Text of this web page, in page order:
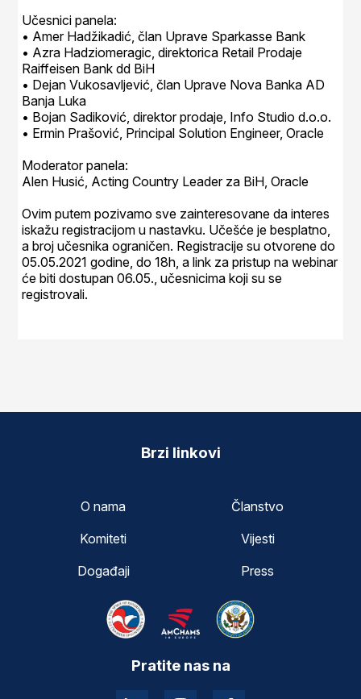
Učesnici panela:
• Amer Hadžikadić, član Uprave Sparkasse Bank
• Azra Hadziomeragic, direktorica Retail Prodaje
Raiffeisen Bank dd BiH
• Dejan Vukosavljević, član Uprave Nova Banka AD
Banja Luka
• Bojan Sadiković, direktor prodaje, Info Studio d.o.o.
• Ermin Prašović, Principal Solution Engineer, Oracle
Moderator panela:
Alen Husić, Acting Country Leader za BiH, Oracle
Ovim putem pozivamo sve zainteresovane da interes
iskažu registracijom u nastavku. Učešće je besplatno,
a broj učesnika ograničen. Registracije su otvorene do
05.05.2021 godine, do 18h, a link za pristup na webinar
će biti dostupan 06.05., učesnicima koji su se
registrovali.
Brzi linkovi
O nama
Članstvo
Komiteti
Vijesti
Događaji
Press
Pratite nas na